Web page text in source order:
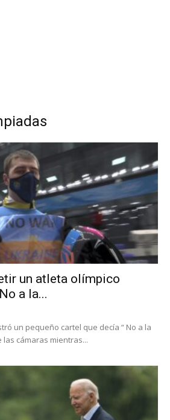
un atleta olímpico
a la...
un pequeño cartel que decía “ No a la
las cámaras mientras...